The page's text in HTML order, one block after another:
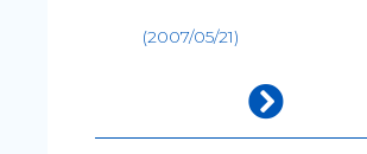
(2007/05/21)